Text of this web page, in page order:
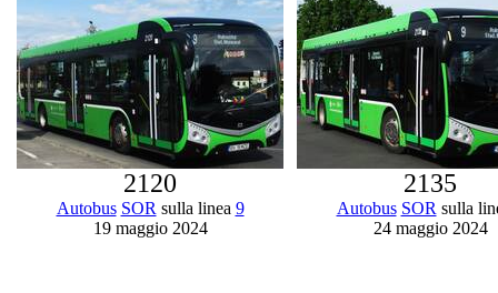
2120
Autobus SOR sulla linea 9
19 maggio 2024
2135
Autobus SOR sulla
24 maggio 2024